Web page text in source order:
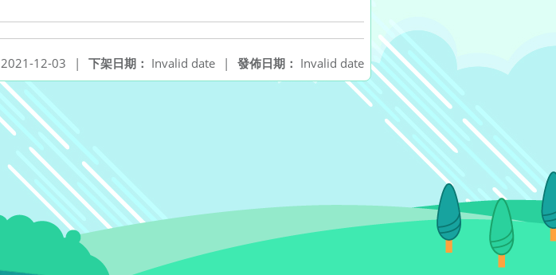
發佈日期： Invalid date
下架日期： Invalid date |
2021-12-03 |